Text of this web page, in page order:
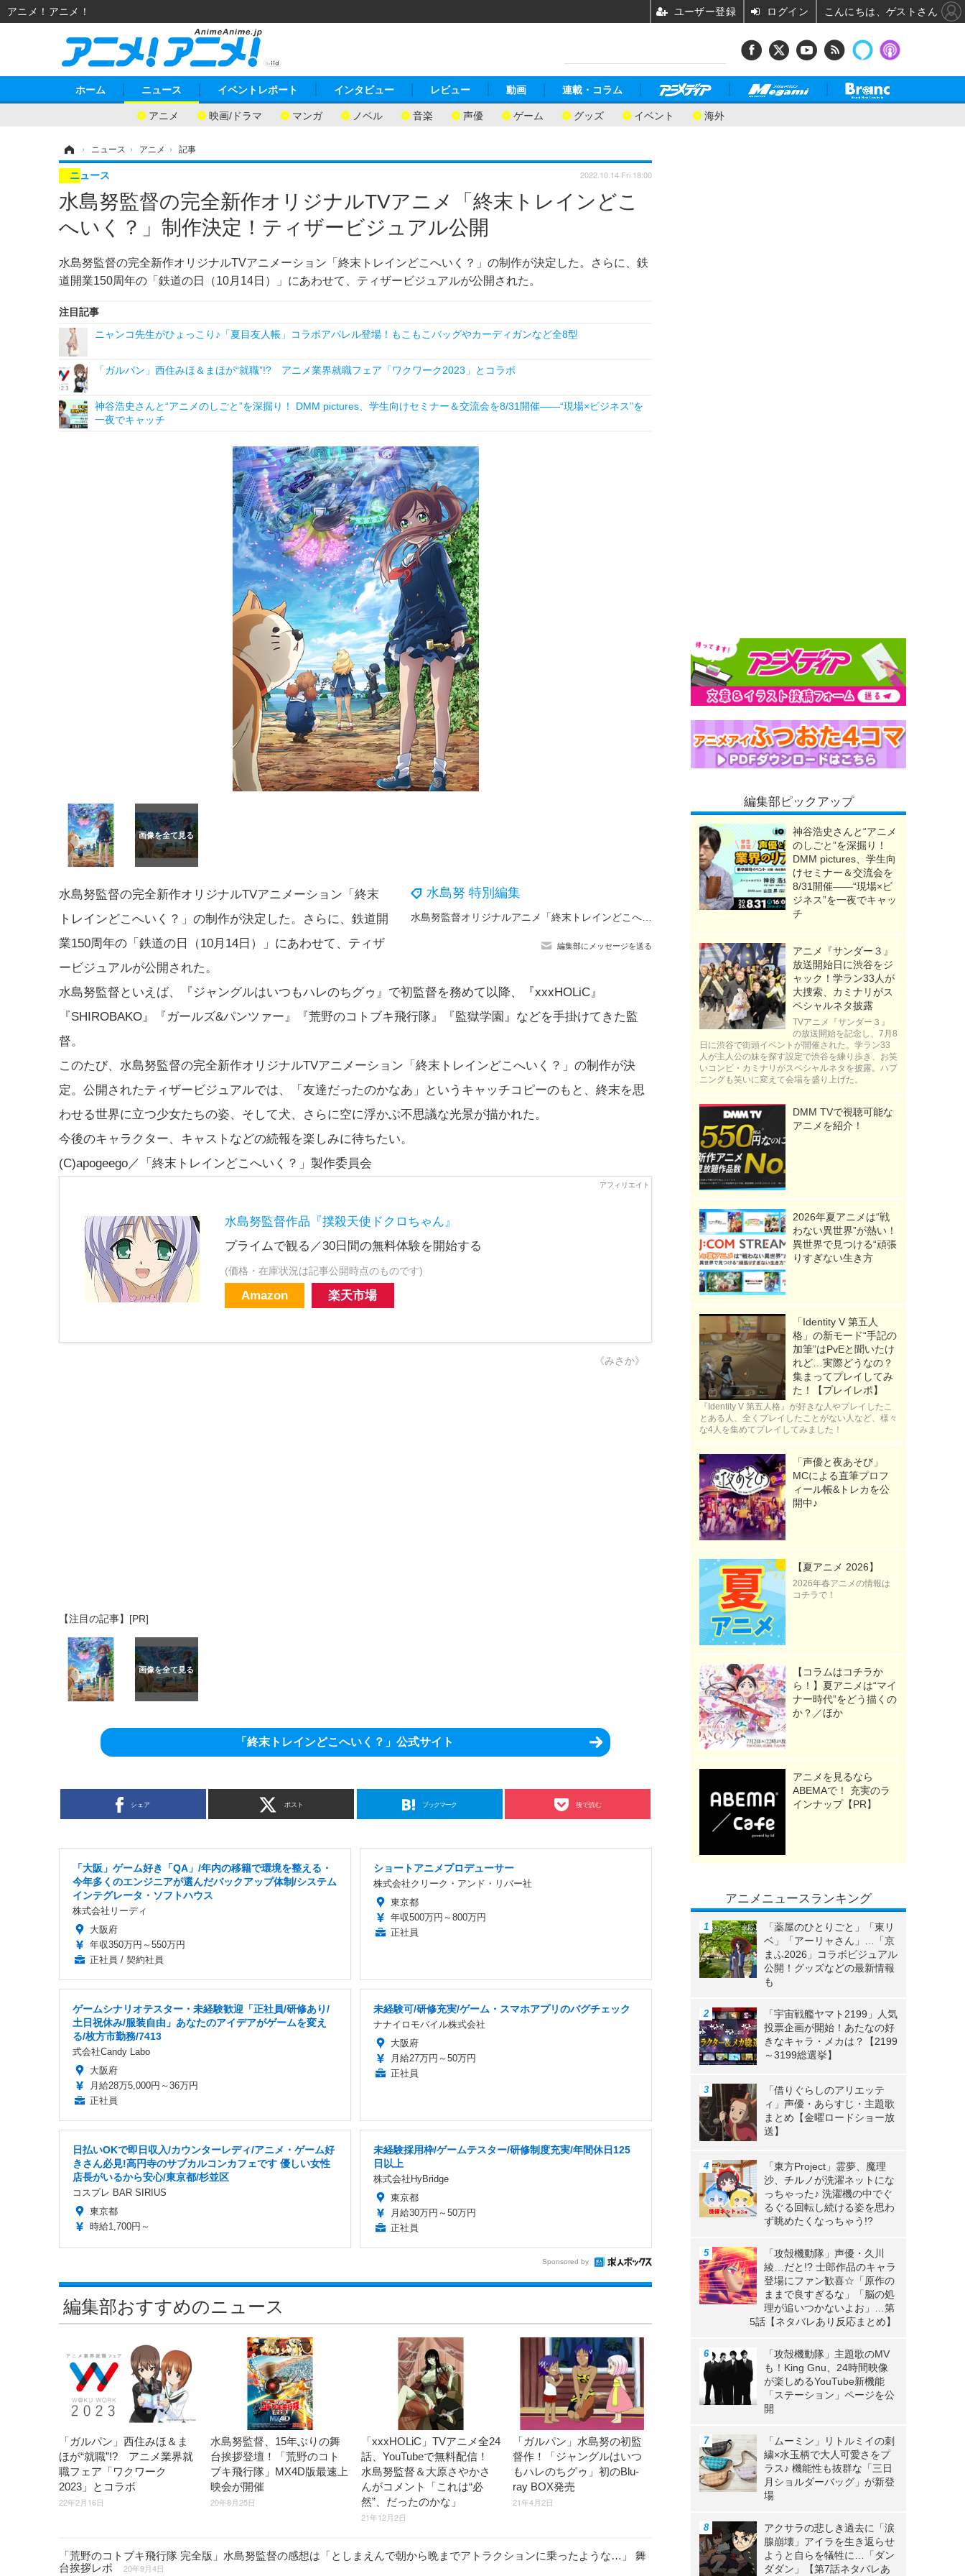
ホーム ニュース
アニメ 映画/ドラマ マンガ ノベル 音楽 声優 ゲーム グッズ イベント 海外
イベントレポート インタビュー レビュー 動画 連載・コラム
› ニュース › アニメ › 記事
水島努監督の完全新作オリジナルTVアニメ「終末トレインどこ
へいく？」制作決定！ティザービジュアル公開
水島努監督の完全新作オリジナルTVアニメーション「終末トレインどこへいく？」の制作が決定した。さらに、鉄
道開業150周年の「鉄道の日（10月14日）」にあわせて、ティザービジュアルが公開された。
ニュース 2022.10.14 Fri 18:00
注目記事
ニャンコ先生がひょっこり♪「夏目友人帳」コラボアパレル登場！もこもこバッグやカーディガンなど全8型
「ガルパン」西住みほ＆まほが“就職”!? アニメ業界就職フェア「ワクワーク2023」とコラボ
神谷浩史さんと“アニメのしごと”を深掘り！ DMM pictures、学生向けセミナー＆交流会を8/31開催――“現場×ビジネス”を
一夜でキャッチ
水島努 特別編集
編集部にメッセージを送る
水島努監督の完全新作オリジナルTVアニメーション「終末
トレインどこへいく？」の制作が決定した。さらに、鉄道開
業150周年の「鉄道の日（10月14日）」にあわせて、ティザ
ービジュアルが公開された。
水島努監督といえば、『ジャングルはいつもハレのちグゥ』で初監督を務めて以降、『xxxHOLiC』
『SHIROBAKO』『ガールズ&パンツァー』『荒野のコトブキ飛行隊』『監獄学園』などを手掛けてきた監
督。
このたび、水島努監督の完全新作オリジナルTVアニメーション「終末トレインどこへいく？」の制作が決
定。公開されたティザービジュアルでは、「友達だったのかなあ」というキャッチコピーのもと、終末を思
わせる世界に立つ少女たちの姿、そして犬、さらに空に浮かぶ不思議な光景が描かれた。
今後のキャラクター、キャストなどの続報を楽しみに待ちたい。
(C)apogeego／「終末トレインどこへいく？」製作委員会
水島努監督作品『撲殺天使ドクロちゃん』
プライムで観る／30日間の無料体験を開始する
(価格・在庫状況は記事公開時点のものです)
Amazon 楽天市場
《みさか》
【注目の記事】[PR]
「終末トレインどこへいく？」公式サイト
シェア ポスト ブックマーク 後で読む
「大阪」ゲーム好き「QA」/年内の移籍で環境を整える・
今年多くのエンジニアが選んだバックアップ体制/システム
インテグレータ・ソフトハウス
株式会社リーディ
大阪府
年収350万円～550万円
正社員 / 契約社員
ショートアニメプロデューサー
株式会社クリーク・アンド・リバー社
東京都
年収500万円～800万円
正社員
ゲームシナリオテスター・未経験歓迎「正社員/研修あり/
土日祝休み/服装自由」あなたのアイデアがゲームを変え
る/枚方市勤務/7413
式会社Candy Labo
大阪府
月給28万5,000円～36万円
正社員
未経験可/研修充実/ゲーム・スマホアプリのバグチェック
ナナイロモバイル株式会社
大阪府
月給27万円～50万円
正社員
日払いOKで即日収入/カウンターレディ/アニメ・ゲーム好
きさん必見!高円寺のサブカルコンカフェです 優しい女性
店長がいるから安心/東京都/杉並区
コスプレ BAR SIRIUS
東京都
時給1,700円～
未経験採用枠/ゲームテスター/研修制度充実/年間休日125
日以上
株式会社HyBridge
東京都
月給30万円～50万円
正社員
Sponsored by
編集部おすすめのニュース
「ガルパン」西住みほ＆ま
ほが“就職”!? アニメ業界就
職フェア「ワクワーク
2023」とコラボ
22年2月16日
水島努監督、15年ぶりの舞
台挨拶登壇！「荒野のコト
ブキ飛行隊」MX4D版最速上
映会が開催
20年8月25日
「xxxHOLiC」TVアニメ全24
話、YouTubeで無料配信！
水島努監督＆大原さやかさ
んがコメント「これは“必
然”、だったのかな」
21年12月2日
「ガルパン」水島努の初監
督作！「ジャングルはいつ
もハレのちグゥ」初のBlu-
ray BOX発売
21年4月2日
「荒野のコトブキ飛行隊 完全版」水島努監督の感想は「としまえんで朝から晩までアトラクションに乗ったような…」 舞
台挨拶レポ
20年9月4日
編集部ピックアップ
神谷浩史さんと“アニメ
のしごと”を深掘り！
DMM pictures、学生向
けセミナー＆交流会を
8/31開催――“現場×ビ
ジネス”を一夜でキャッ
チ
アニメ『サンダー３』
放送開始日に渋谷をジ
ャック！学ラン33人が
大捜索、カミナリがス
ペシャルネタ披露
TVアニメ『サンダー３』
の放送開始を記念し、7月8
日に渋谷で街頭イベントが開催された。学ラン33
人が主人公の妹を探す設定で渋谷を練り歩き、お笑
いコンビ・カミナリがスペシャルネタを披露。ハプ
ニングも笑いに変えて会場を盛り上げた。
DMM TVで視聴可能な
アニメを紹介！
2026年夏アニメは“戦
わない異世界”が熱い！
異世界で見つける“頑張
りすぎない生き方
「Identity V 第五人
格」の新モード“手記の
加筆”はPvEと聞いたけ
れど…実際どうなの？
集まってプレイしてみ
た！【プレイレポ】
『Identity V 第五人格』が好きな人やプレイしたこ
とある人、全くプレイしたことがない人など、様々
な4人を集めてプレイしてみました！
「声優と夜あそび」
MCによる直筆プロフ
ィール帳&トレカを公
開中♪
【夏アニメ 2026】
2026年春アニメの情報は
コチラで！
【コラムはコチラか
ら！】夏アニメは“マイ
ナー時代”をどう描くの
か？／ほか
アニメを見るなら
ABEMAで！ 充実のラ
インナップ【PR】
アニメニュースランキング
「薬屋のひとりごと」「東リ
ベ」「アーリャさん」…「京
まふ2026」コラボビジュアル
公開！グッズなどの最新情報
も
「宇宙戦艦ヤマト2199」人気
投票企画が開始！あたなの好
きなキャラ・メカは？【2199
～3199総選挙】
「借りぐらしのアリエッテ
ィ」声優・あらすじ・主題歌
まとめ【金曜ロードショー放
送】
「東方Project」霊夢、魔理
沙、チルノが洗濯ネットにな
っちゃった♪ 洗濯機の中でぐ
るぐる回転し続ける姿を思わ
ず眺めたくなっちゃう!?
「攻殻機動隊」声優・久川
綾…だと!? 士郎作品のキャラ
登場にファン歓喜☆「原作の
ままで良すぎるな」「脳の処
理が追いつかないよお」…第
5話【ネタバレあり反応まとめ】
「攻殻機動隊」主題歌のMV
も！King Gnu、24時間映像
が楽しめるYouTube新機能
「ステーション」ページを公
開
「ムーミン」リトルミイの刺
繍×水玉柄で大人可愛さをプ
ラス♪ 機能性も抜群な「三日
月ショルダーバッグ」が新登
場
アクサラの悲しき過去に「涙
腺崩壊」アイラを生き返らせ
ようと自らを犠牲に…「ダン
ダダン」【第7話ネタバレあ
アニメ！アニメ！ ユーザー登録 ログイン こんにちは、ゲストさん